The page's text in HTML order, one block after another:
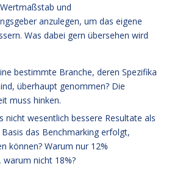
und
anzulegen, um das eigene
Was dabei gern übersehen wird
bestimmte Branche, deren Spezifika
überhaupt genommen? Die
muss hinken.
nicht wesentlich bessere Resultate als
das Benchmarking erfolgt,
können? Warum nur 12%
warum nicht 18%?